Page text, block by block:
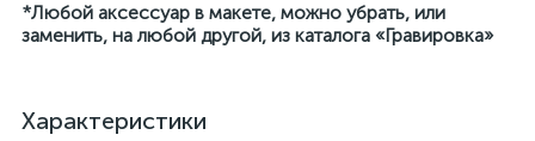
*Любой аксессуар в макете, можно убрать, или
заменить, на любой другой, из каталога «Гравировка»
Характеристики